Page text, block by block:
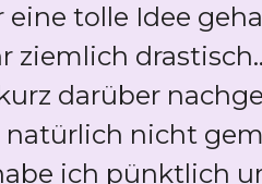
tolle Idee
ziemlich
darüber
nicht
ich pünktlich